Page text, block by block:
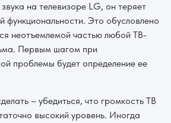
на телевизоре LG, он теряет
функциональности. Это обусловлено
неотъемлемой частью любой ТВ-
Первым шагом при
проблемы будет определение ее
– убедиться, что громкость ТВ
высокий уровень. Иногда